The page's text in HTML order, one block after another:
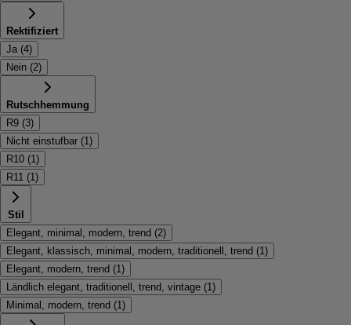
Rektifiziert
Ja (4)
Nein (2)
Rutschhemmung
R9 (3)
Nicht einstufbar (1 )
R10 (1 )
R11 (1 )
Stil
Elegant, minimal, modern, trend (2)
Elegant, klassisch, minimal, modern, traditionell, trend (1 )
Elegant, modern, trend (1 )
Ländlich elegant, traditionell, trend, vintage (1 )
Minimal, modern, trend (1 )